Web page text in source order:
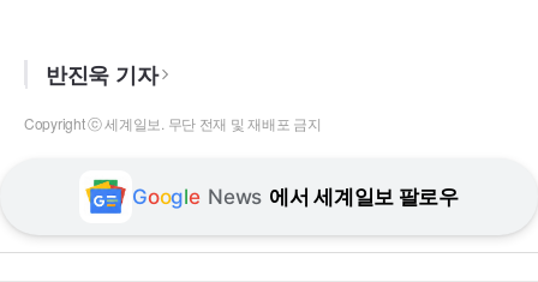
반진욱 기자
Copyright ⓒ 세계일보. 무단 전재 및 재배포 금지
Google News 에서 세계일보 팔로우